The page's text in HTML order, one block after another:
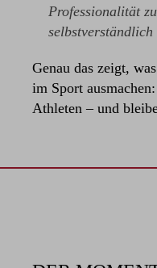
Professionalität
selbstverständlich
Genau das zeigt,
im Sport
Athleten – und